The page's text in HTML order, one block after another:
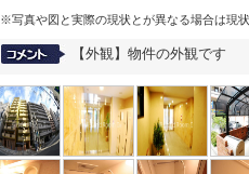
※写真や図と実際の現状とが異なる場合は現
【外観】物件の外観です